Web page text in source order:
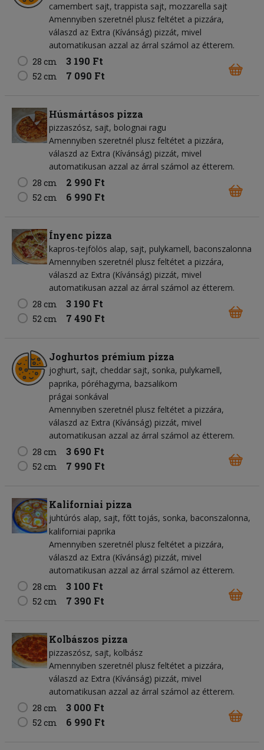
camembert sajt trappista sajt mozzarella sajt
Amennyiben szeretnél plusz feltétet a pizzára,
válaszd az Extra (Kívánság) pizzát, mivel
automatikusan azzal az árral számol az étterem.
28 cm
3 190 Ft
52 cm 7 090 Ft
Húsmártásos pizza
pizzaszósz sajt bolognai ragu
Amennyiben szeretnél plusz feltétet a pizzára,
válaszd az Extra (Kívánság) pizzát, mivel
automatikusan azzal az árral számol az étterem.
28 cm
2 990 Ft
52 cm 6 990 Ft
Ínyenc pizza
kapros-tejfölös alap sajt pulykamell baconszalonna
Amennyiben szeretnél plusz feltétet a pizzára,
válaszd az Extra (Kívánság) pizzát, mivel
automatikusan azzal az árral számol az étterem.
28 cm
3 190 Ft
52 cm 7 490 Ft
Joghurtos prémium pizza
joghurt sajt cheddar sajt sonka pulykamell
paprika póréhagyma bazsalikom
prágai sonkával
Amennyiben szeretnél plusz feltétet a pizzára,
válaszd az Extra (Kívánság) pizzát, mivel
automatikusan azzal az árral számol az étterem.
28 cm
3 690 Ft
52 cm 7 990 Ft
Kaliforniai pizza
juhtúrós alap sajt főtt tojás sonka baconszalonna
kaliforniai paprika
Amennyiben szeretnél plusz feltétet a pizzára,
válaszd az Extra (Kívánság) pizzát, mivel
automatikusan azzal az árral számol az étterem.
28 cm
3 100 Ft
52 cm 7 390 Ft
Kolbászos pizza
pizzaszósz sajt kolbász
Amennyiben szeretnél plusz feltétet a pizzára,
válaszd az Extra (Kívánság) pizzát, mivel
automatikusan azzal az árral számol az étterem.
28 cm
3 000 Ft
52 cm 6 990 Ft